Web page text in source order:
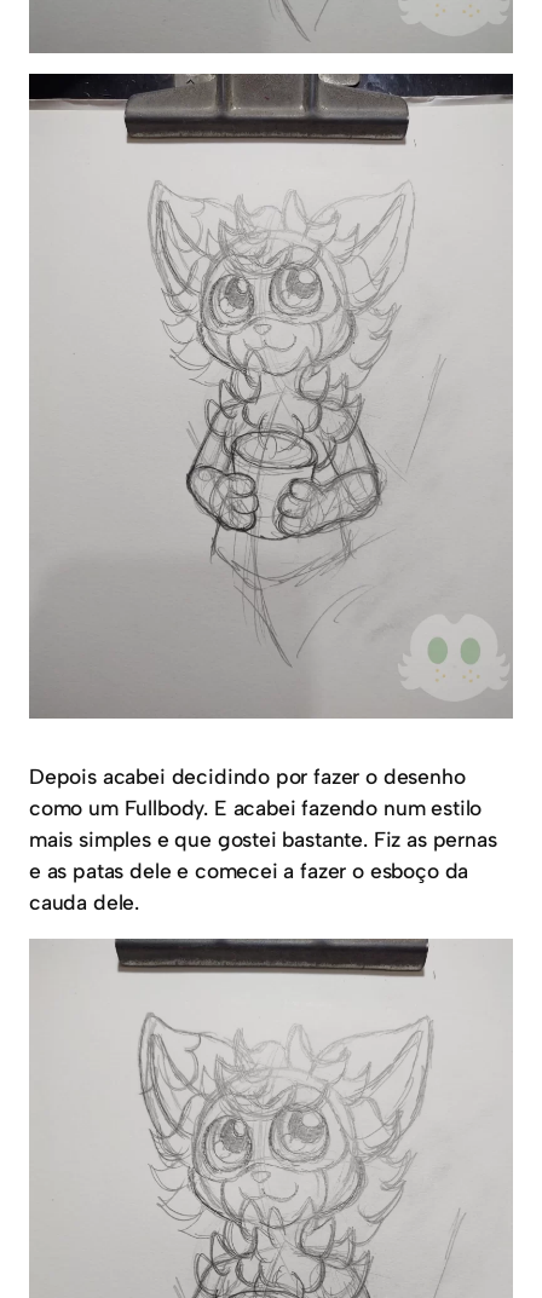
Depois acabei decidindo por fazer o desenho
como um Fullbody. E acabei fazendo num estilo
mais simples e que gostei bastante. Fiz as pernas
e as patas dele e comecei a fazer o esboço da
cauda dele.